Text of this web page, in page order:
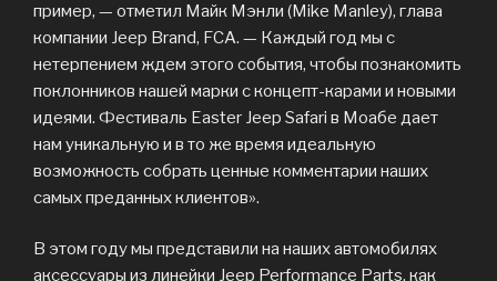
пример, — отметил Майк Мэнли (Mike Manley), глава
компании Jeep Brand, FCA. — Каждый год мы с
нетерпением ждем этого события, чтобы познакомить
поклонников нашей марки с концепт-карами и новыми
идеями. Фестиваль Easter Jeep Safari в Моабе дает
нам уникальную и в то же время идеальную
возможность собрать ценные комментарии наших
самых преданных клиентов».
В этом году мы представили на наших автомобилях
аксессуары из линейки Jeep Performance Parts, как